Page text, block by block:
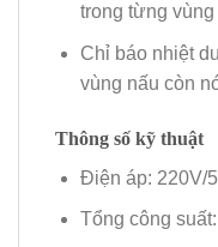
trong từng vùng
Chỉ báo nhiệt
vùng nấu còn
Thông số kỹ thuật
Điện áp: 220V/
Tổng công